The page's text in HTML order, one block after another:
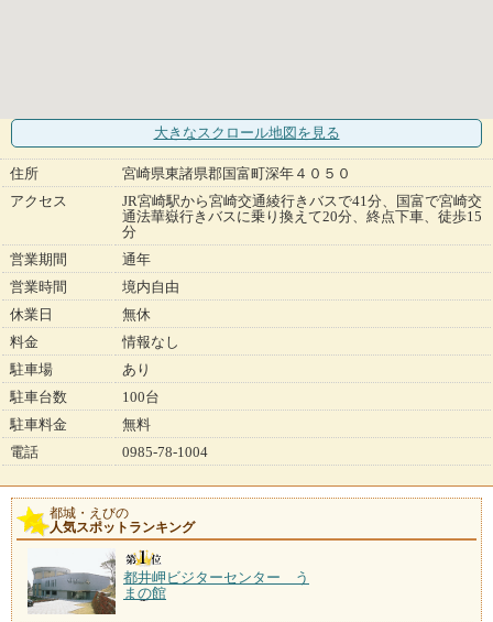
大きなスクロール地図 を見る
住所
宮崎県東諸県郡国富町深年４０５０
アクセス
JR宮崎駅から宮崎交通綾行きバスで41分、国富で宮崎交
通法華嶽行きバスに乗り換えて20分、終点下車、徒歩15
分
営業期間
通年
営業時間
境内自由
休業日
無休
料金
情報なし
駐車場
あり
駐車台数
100台
駐車料金
無料
電話
0985-78-1004
都城・えびの
人気スポットランキング
都井岬ビジターセンター う
まの館